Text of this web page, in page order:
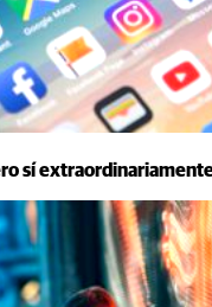
sí